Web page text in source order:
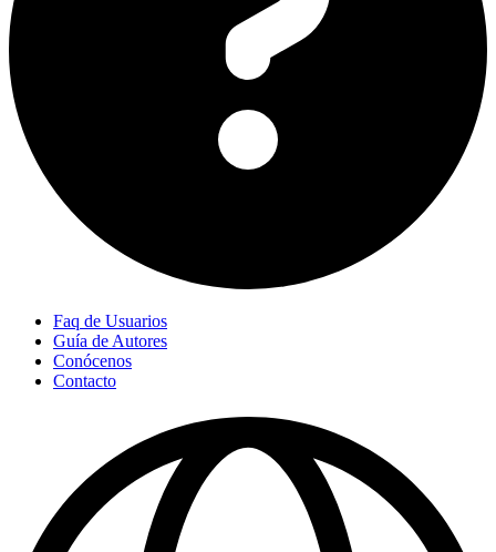
Faq de Usuarios
Guía de Autores
Conócenos
Contacto